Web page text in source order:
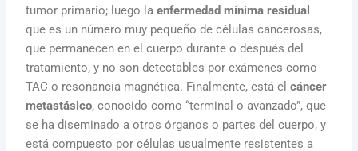
tumor primario; luego laenfermedad mínima residual
que es un número muy pequeño de células cancerosas,
que permanecen en el cuerpo durante o después del
tratamiento, y no son detectables por exámenes como
TAC o resonancia magnética. Finalmente, está elcáncer
metastásico, conocido como “terminal o avanzado”, que
se ha diseminado a otros órganos o partes del cuerpo, y
está compuesto por células usualmente resistentes a